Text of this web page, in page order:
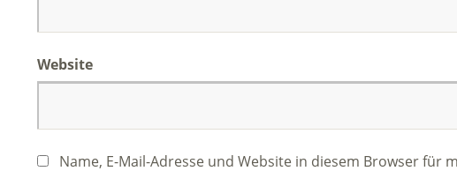
Website
Name, E-Mail-Adresse und Website in diesem Browser für